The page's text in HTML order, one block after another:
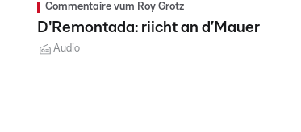
Commentaire vum Roy Grotz
D'Remontada: riicht an d’Mauer
Audio